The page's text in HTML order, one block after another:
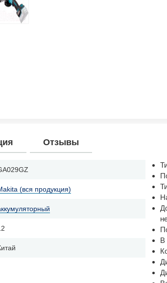
Отзывы
(вся продукция)
В